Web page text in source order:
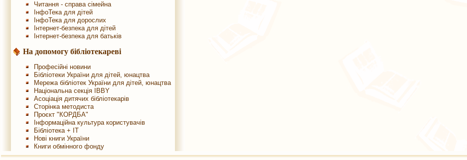
Читання - справа сімейна
ІнфоТека для дітей
ІнфоТека для дорослих
Інтернет-безпека для дітей
Інтернет-безпека для батьків
На допомогу бібліотекареві
Професійні новини
Бібліотеки України для дітей, юнацтва
Мережа бібліотек України для дітей, юнацтва
Національна секція IBBY
Асоціація дитячих бібліотекарів
Сторінка методиста
Проєкт "КОРДБА"
Інформаційна культура користувачів
Бібліотека + IT
Нові книги України
Книги обмінного фонду